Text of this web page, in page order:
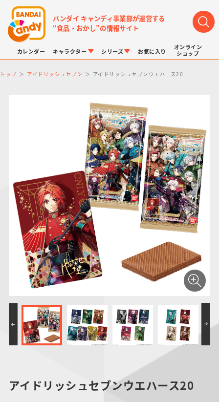
バンダイ キャンディ事業部が運営する
“食品・おかし”の情報サイト
カレンダー キャラクター
仮面ライダーシリー
ズ
PROJECT R.E.D.・
スーパー戦隊シリー
ズ
プリキュアシリーズ
ガンダムシリーズ
ポケットモンスター
ドラゴンボール
アンパンマン
サンリオキャラクタ
ーズ
シリーズ
キャラパキ
つりグミ
チョコサプ
にふぉるめーしょん
＆スクエアシール
SMPシリーズ
ポケモンキッズ
ポケモンスケールワ
ールド
キャラデコ
お気に入り
オンライン
ショップ
トップ アイドリッシュセブン アイドリッシュセブンウエハース20
アイドリッシュセブンウエハース20